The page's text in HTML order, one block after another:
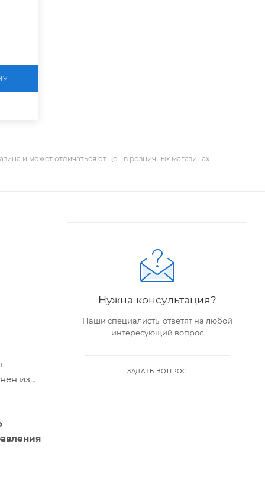
и может отличаться от цен в розничных магазинах
из
Нужна консультация?
Наши специалисты ответят на любой
интересующий вопрос
ЗАДАТЬ ВОПРОС